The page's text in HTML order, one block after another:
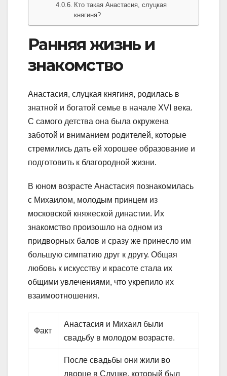
Кто такая Анастасия, слуцкая
княгиня?
Ранняя жизнь и
знакомство
Анастасия, слуцкая княгиня, родилась в
знатной и богатой семье в начале XVI века.
С самого детства она была окружена
заботой и вниманием родителей, которые
стремились дать ей хорошее образование и
подготовить к благородной жизни.
В юном возрасте Анастасия познакомилась
с Михаилом, молодым принцем из
московской княжеской династии. Их
знакомство произошло на одном из
придворных балов и сразу же принесло им
большую симпатию друг к другу. Общая
любовь к искусству и красоте стала их
общими увлечениями, что укрепило их
взаимоотношения.
Факт
Анастасия и Михаил были
свадьбу в молодом возрасте.
После свадьбы они жили во
дворце в Слуцке, который был